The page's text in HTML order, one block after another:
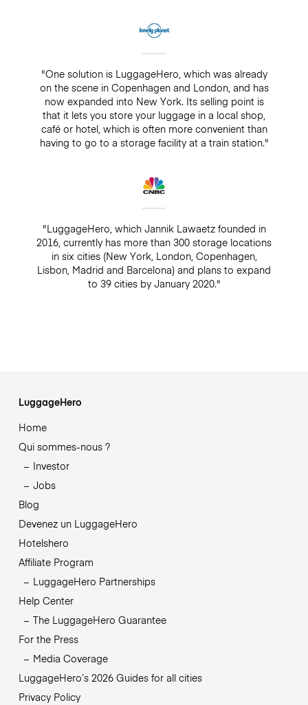
"One solution is LuggageHero, which was already
on the scene in Copenhagen and London, and has
now expanded into New York. Its selling point is
that it lets you store your luggage in a local shop,
café or hotel, which is often more convenient than
having to go to a storage facility at a train station."
"LuggageHero, which Jannik Lawaetz founded in
2016, currently has more than 300 storage locations
in six cities (New York, London, Copenhagen,
Lisbon, Madrid and Barcelona) and plans to expand
to 39 cities by January 2020."
LuggageHero
Home
Qui sommes-nous ?
Investor
Jobs
Blog
Devenez un LuggageHero
Hotelshero
Affiliate Program
LuggageHero Partnerships
Help Center
The LuggageHero Guarantee
For the Press
Media Coverage
LuggageHero’s 2026 Guides for all cities
Privacy Policy